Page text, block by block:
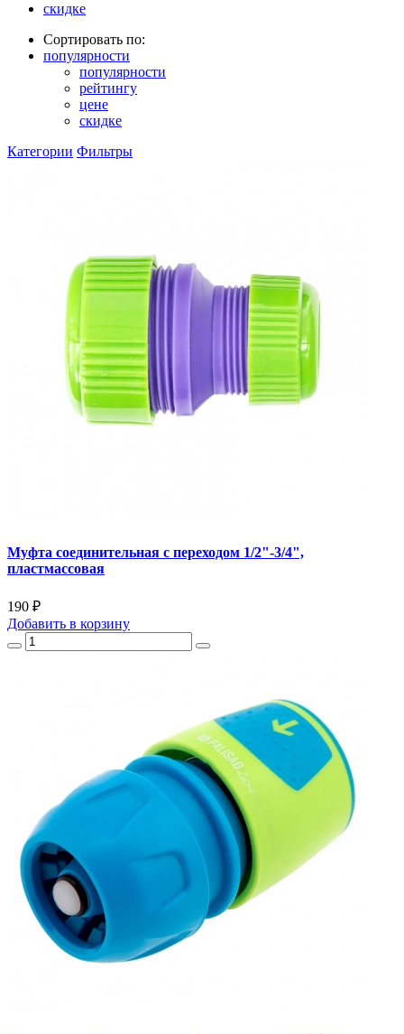
скидке
Сортировать по:
популярности
популярности
рейтингу
цене
скидке
Категории Фильтры
Муфта соединительная с переходом 1/2"-3/4",
пластмассовая
190 ₽
Добавить в корзину